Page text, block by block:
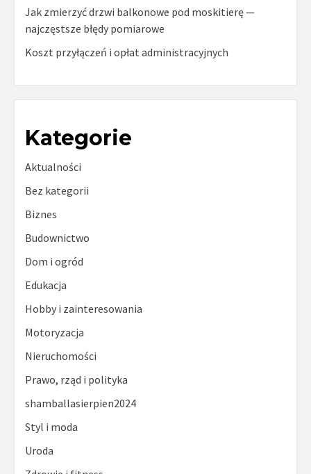
Jak zmierzyć drzwi balkonowe pod moskitierę —
najczęstsze błędy pomiarowe
Koszt przyłączeń i opłat administracyjnych
Kategorie
Aktualności
Bez kategorii
Biznes
Budownictwo
Dom i ogród
Edukacja
Hobby i zainteresowania
Motoryzacja
Nieruchomości
Prawo, rząd i polityka
shamballasierpien2024
Styl i moda
Uroda